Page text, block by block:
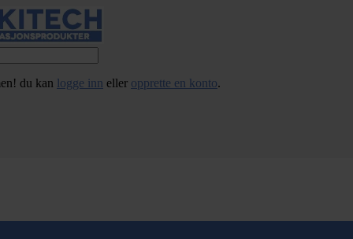
du kan logge inn eller opprette en konto.